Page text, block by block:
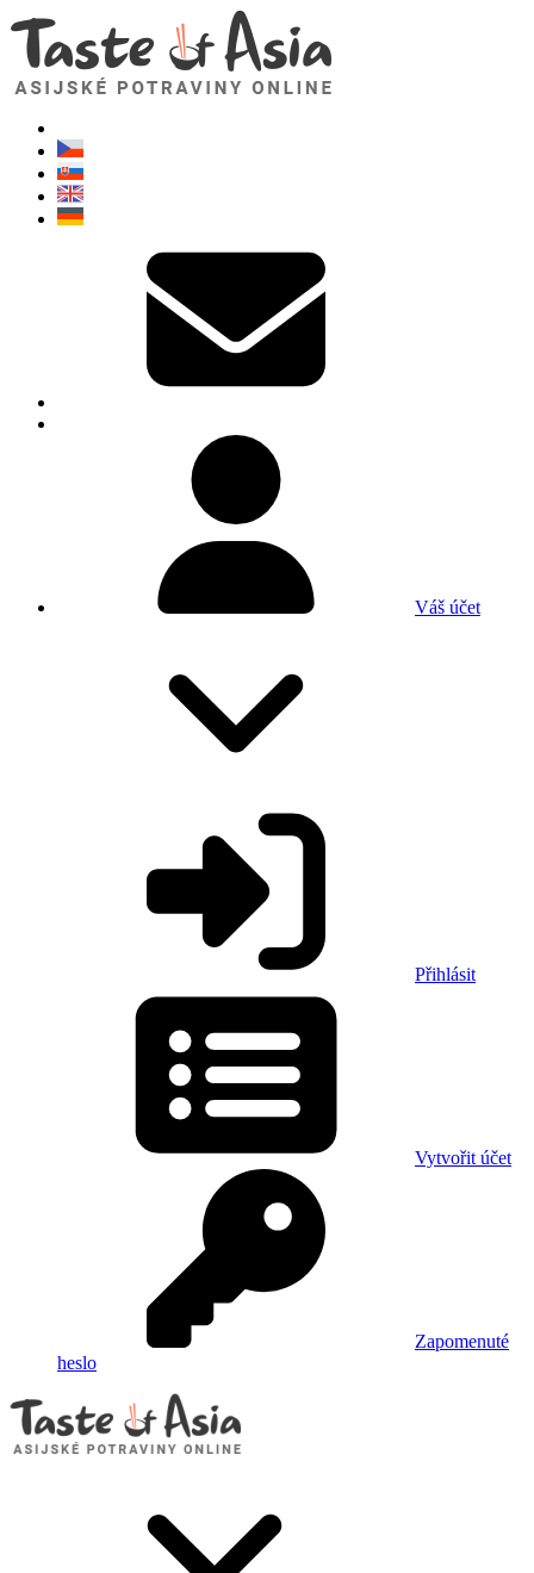
Váš účet
Přihlásit
Vytvořit účet
Zapomenuté
heslo
TasteOfAsia.cz
Neváhejte se zeptat. Jsem tady pro vás!